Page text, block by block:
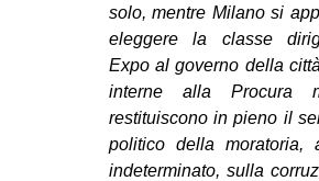
MANIFESTI
MUSICA
RECENSIONI
AFRICA
solo, mentre Milano si
eleggere la classe
Expo al governo della
interne alla Procura
restituiscono in pieno il
politico della moratoria,
indeterminato, sulla